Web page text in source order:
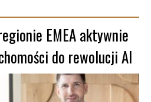
EMEA aktywnie
do rewolucji AI